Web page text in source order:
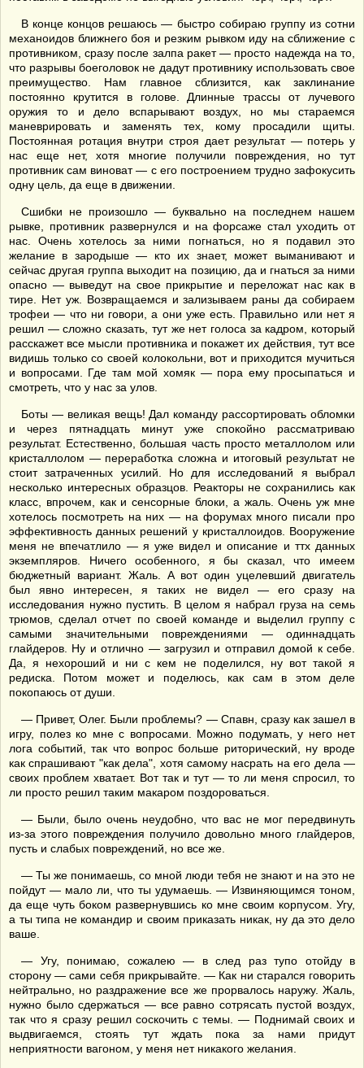
В конце концов решаюсь — быстро собираю группу из сотни
механоидов ближнего боя и резким рывком иду на сближение с
противником, сразу после залпа ракет — просто надежда на то,
что разрывы боеголовок не дадут противнику использовать свое
преимущество. Нам главное сблизится, как заклинание
постоянно крутится в голове. Длинные трассы от лучевого
оружия то и дело вспарывают воздух, но мы стараемся
маневрировать и заменять тех, кому просадили щиты.
Постоянная ротация внутри строя дает результат — потерь у
нас еще нет, хотя многие получили повреждения, но тут
противник сам виноват — с его построением трудно зафокусить
одну цель, да еще в движении.
Сшибки не произошло — буквально на последнем нашем
рывке, противник развернулся и на форсаже стал уходить от
нас. Очень хотелось за ними погнаться, но я подавил это
желание в зародыше — кто их знает, может выманивают и
сейчас другая группа выходит на позицию, да и гнаться за ними
опасно — выведут на свое прикрытие и переложат нас как в
тире. Нет уж. Возвращаемся и зализываем раны да собираем
трофеи — что ни говори, а они уже есть. Правильно или нет я
решил — сложно сказать, тут же нет голоса за кадром, который
расскажет все мысли противника и покажет их действия, тут все
видишь только со своей колокольни, вот и приходится мучиться
и вопросами. Где там мой хомяк — пора ему просыпаться и
смотреть, что у нас за улов.
Боты — великая вещь! Дал команду рассортировать обломки
и через пятнадцать минут уже спокойно рассматриваю
результат. Естественно, большая часть просто металлолом или
кристаллолом — переработка сложна и итоговый результат не
стоит затраченных усилий. Но для исследований я выбрал
несколько интересных образцов. Реакторы не сохранились как
класс, впрочем, как и сенсорные блоки, а жаль. Очень уж мне
хотелось посмотреть на них — на форумах много писали про
эффективность данных решений у кристаллоидов. Вооружение
меня не впечатлило — я уже видел и описание и ттх данных
экземпляров. Ничего особенного, я бы сказал, что имеем
бюджетный вариант. Жаль. А вот один уцелевший двигатель
был явно интересен, я таких не видел — его сразу на
исследования нужно пустить. В целом я набрал груза на семь
трюмов, сделал отчет по своей команде и выделил группу с
самыми значительными повреждениями — одиннадцать
глайдеров. Ну и отлично — загрузил и отправил домой к себе.
Да, я нехороший и ни с кем не поделился, ну вот такой я
редиска. Потом может и поделюсь, как сам в этом деле
покопаюсь от души.
— Привет, Олег. Были проблемы? — Спавн, сразу как зашел в
игру, полез ко мне с вопросами. Можно подумать, у него нет
лога событий, так что вопрос больше риторический, ну вроде
как спрашивают "как дела", хотя самому насрать на его дела —
своих проблем хватает. Вот так и тут — то ли меня спросил, то
ли просто решил таким макаром поздороваться.
— Были, было очень неудобно, что вас не мог передвинуть
из-за этого повреждения получило довольно много глайдеров,
пусть и слабых повреждений, но все же.
— Ты же понимаешь, со мной люди тебя не знают и на это не
пойдут — мало ли, что ты удумаешь. — Извиняющимся тоном,
да еще чуть боком развернувшись ко мне своим корпусом. Угу,
а ты типа не командир и своим приказать никак, ну да это дело
ваше.
— Угу, понимаю, сожалею — в след раз тупо отойду в
сторону — сами себя прикрывайте. — Как ни старался говорить
нейтрально, но раздражение все же прорвалось наружу. Жаль,
нужно было сдержаться — все равно сотрясать пустой воздух,
так что я сразу решил соскочить с темы. — Поднимай своих и
выдвигаемся, стоять тут ждать пока за нами придут
неприятности вагоном, у меня нет никакого желания.